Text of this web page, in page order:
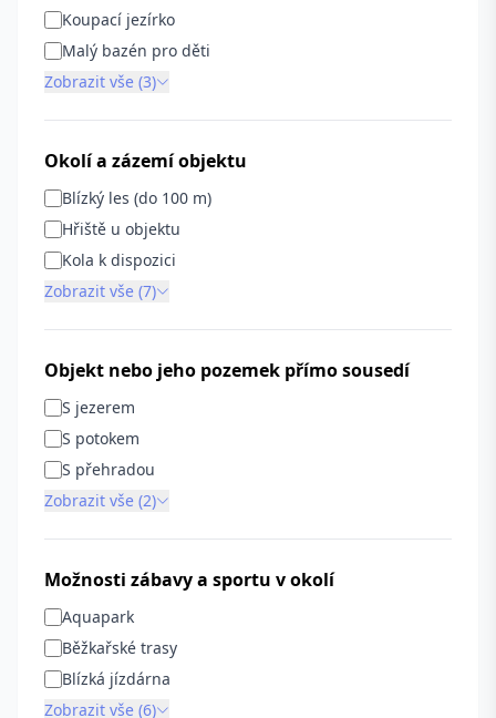
Koupací jezírko
Malý bazén pro děti
Zobrazit vše (3)
Okolí a zázemí objektu
Blízký les (do 100 m)
Hřiště u objektu
Kola k dispozici
Zobrazit vše (7)
Objekt nebo jeho pozemek přímo sousedí
S jezerem
S potokem
S přehradou
Zobrazit vše (2)
Možnosti zábavy a sportu v okolí
Aquapark
Běžkařské trasy
Blízká jízdárna
Zobrazit vše (6)